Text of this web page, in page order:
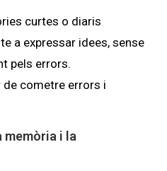
curtes o diaris
a expressar idees, sense
pels errors.
de cometre errors i
memòria i la